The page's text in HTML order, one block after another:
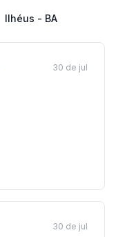
Ilhéus - BA
30 de jul
30 de jul